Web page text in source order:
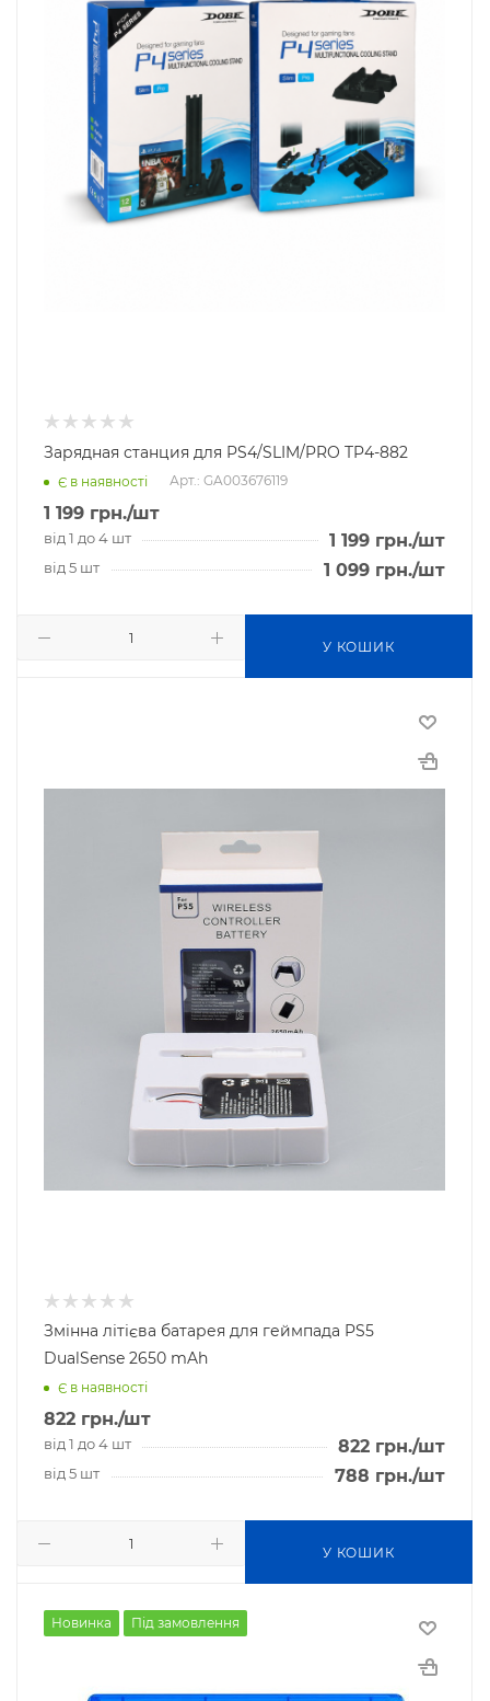
Зарядная станция для PS4/SLIM/PRO TP4-882
Є в наявності Арт.: GA003676119
1 199 грн./шт
від 1 до 4 шт 1 199 грн./шт
від 5 шт 1 099 грн./шт
У КОШИК
Змінна літієва батарея для геймпада PS5
DualSense 2650 mAh
Є в наявності
822 грн./шт
від 1 до 4 шт 822 грн./шт
від 5 шт 788 грн./шт
У КОШИК
Новинка Під замовлення